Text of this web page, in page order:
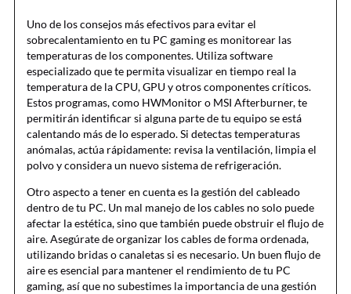
Uno de los consejos más efectivos para evitar el
sobrecalentamiento en tu PC gaming es monitorear las
temperaturas de los componentes. Utiliza software
especializado que te permita visualizar en tiempo real la
temperatura de la CPU, GPU y otros componentes críticos.
Estos programas, como HWMonitor o MSI Afterburner, te
permitirán identificar si alguna parte de tu equipo se está
calentando más de lo esperado. Si detectas temperaturas
anómalas, actúa rápidamente: revisa la ventilación, limpia el
polvo y considera un nuevo sistema de refrigeración.
Otro aspecto a tener en cuenta es la gestión del cableado
dentro de tu PC. Un mal manejo de los cables no solo puede
afectar la estética, sino que también puede obstruir el flujo de
aire. Asegúrate de organizar los cables de forma ordenada,
utilizando bridas o canaletas si es necesario. Un buen flujo de
aire es esencial para mantener el rendimiento de tu PC
gaming, así que no subestimes la importancia de una gestión